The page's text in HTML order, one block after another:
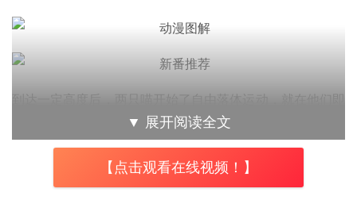
将掉进岩浆的那一刻，一辆绘有彩虹星星的车子接住他们并
驶向漆黑的洞口。穿越无边的黑暗，香蕉喵感到豁然开朗，
映入眼帘的是蔚蓝的天空，承载他们的飞车正带着他们冲上
▼ 展开阅读全文
【点击观看在线视频！】